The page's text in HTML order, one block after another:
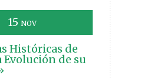
15 NOV
Históricas de
Evolución de su